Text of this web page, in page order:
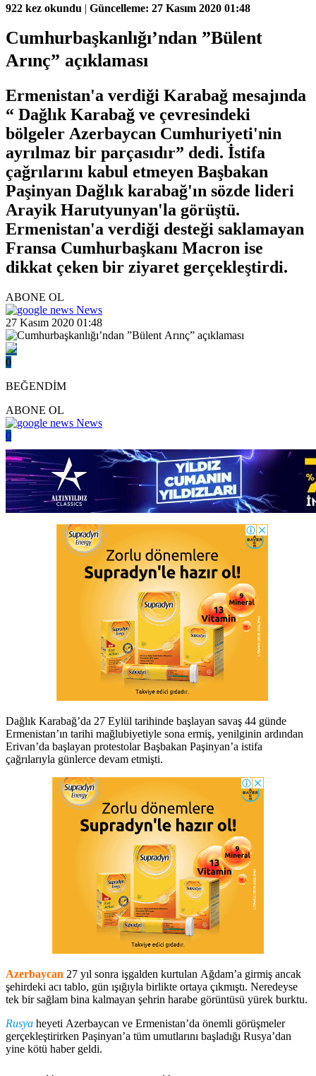
922 kez okundu | Güncelleme: 27 Kasım 2020 01:48
Cumhurbaşkanlığı’ndan ”Bülent
Arınç” açıklaması
Ermenistan'a verdiği Karabağ mesajında
“ Dağlık Karabağ ve çevresindeki
bölgeler Azerbaycan Cumhuriyeti'nin
ayrılmaz bir parçasıdır” dedi. İstifa
çağrılarını kabul etmeyen Başbakan
Paşinyan Dağlık karabağ'ın sözde lideri
Arayik Harutyunyan'la görüştü.
Ermenistan'a verdiği desteği saklamayan
Fransa Cumhurbaşkanı Macron ise
dikkat çeken bir ziyaret gerçekleştirdi.
ABONE OL
News
27 Kasım 2020 01:48
0
BEĞENDİM
ABONE OL
News
0
Dağlık Karabağ’da 27 Eylül tarihinde başlayan savaş 44 günde
Ermenistan’ın tarihi mağlubiyetiyle sona ermiş, yenilginin ardından
Erivan’da başlayan protestolar Başbakan Paşinyan’a istifa
çağrılarıyla günlerce devam etmişti.
Azerbaycan 27 yıl sonra işgalden kurtulan Ağdam’a girmiş ancak
şehirdeki acı tablo, gün ışığıyla birlikte ortaya çıkmıştı. Neredeyse
tek bir sağlam bina kalmayan şehrin harabe görüntüsü yürek burktu.
Rusya heyeti Azerbaycan ve Ermenistan’da önemli görüşmeler
gerçekleştirirken Paşinyan’a tüm umutlarını başladığı Rusya’dan
yine kötü haber geldi.